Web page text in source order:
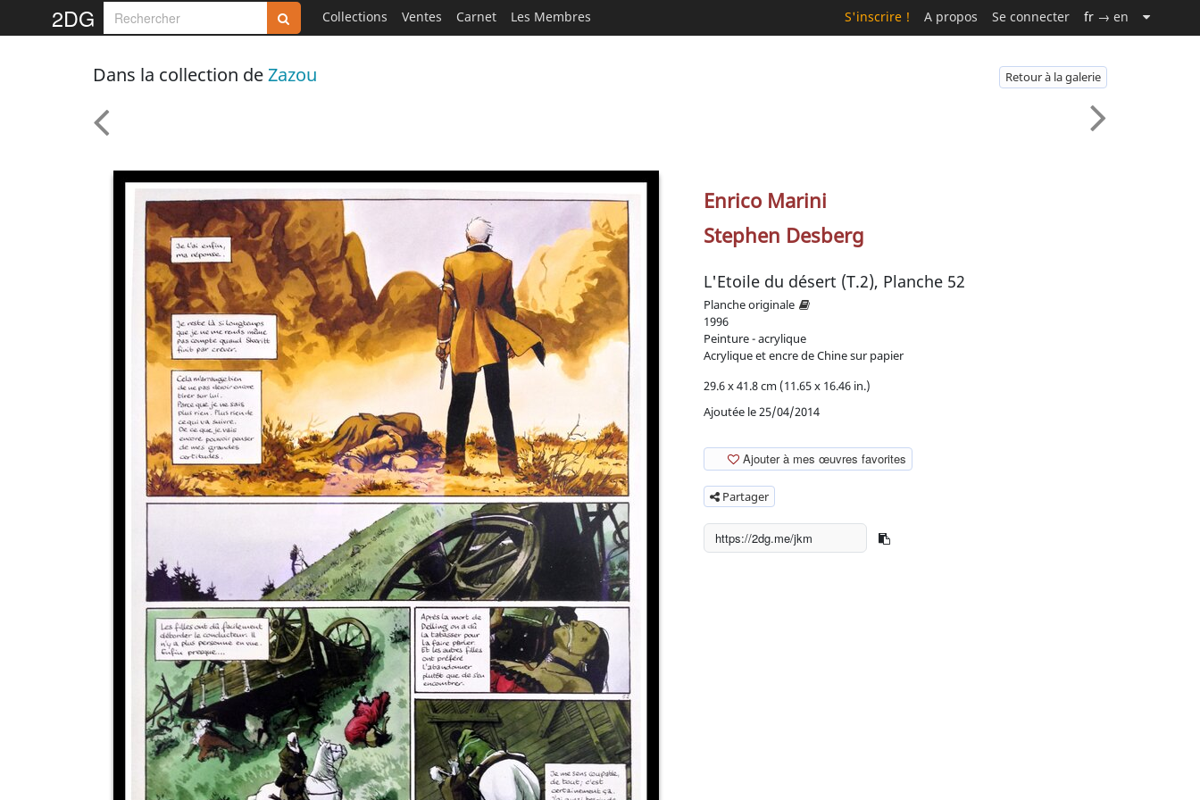
2DG Collections Ventes Carnet Les Membres S'inscrire ! A propos Se connecter fr → en
Dans la collection deZazou Retour à la galerie
Enrico Marini
Stephen Desberg
L'Etoile du désert (T.2), Planche 52
Planche originale
1996
Peinture - acrylique
Acrylique et encre de Chine sur papier
29.6 x 41.8 cm (11.65 x 16.46 in.)
Ajoutée le 25/04/2014
Ajouter à mes œuvres favorites
Partager